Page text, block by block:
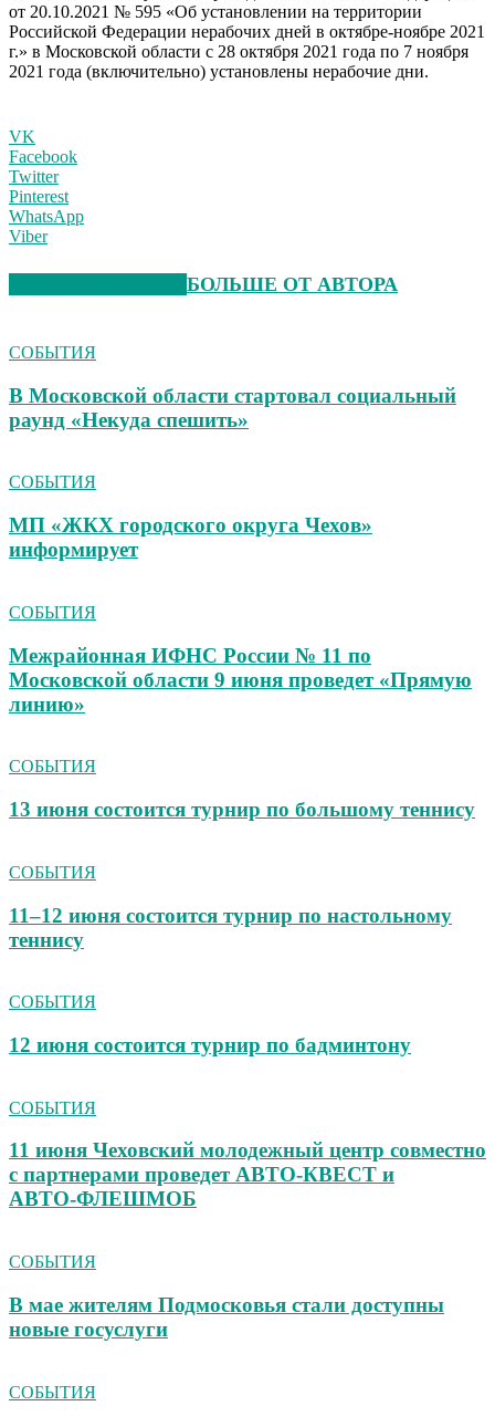
от 20.10.2021 № 595 «Об установлении на территории
Российской Федерации нерабочих дней в октябре-ноябре 2021
г.» в Московской области с 28 октября 2021 года по 7 ноября
2021 года (включительно) установлены нерабочие дни.
VK
Facebook
Twitter
Pinterest
WhatsApp
Viber
БОЛЬШЕ ОТ АВТОРА
СОБЫТИЯ
В Московской области стартовал социальный
раунд «Некуда спешить»
СОБЫТИЯ
МП «ЖКХ городского округа Чехов»
информирует
СОБЫТИЯ
Межрайонная ИФНС России № 11 по
Московской области 9 июня проведет «Прямую
линию»
СОБЫТИЯ
13 июня состоится турнир по большому теннису
СОБЫТИЯ
11–12 июня состоится турнир по настольному
теннису
СОБЫТИЯ
12 июня состоится турнир по бадминтону
СОБЫТИЯ
11 июня Чеховский молодежный центр совместно
с партнерами проведет АВТО‑КВЕСТ и
АВТО‑ФЛЕШМОБ
СОБЫТИЯ
В мае жителям Подмосковья стали доступны
новые госуслуги
СОБЫТИЯ